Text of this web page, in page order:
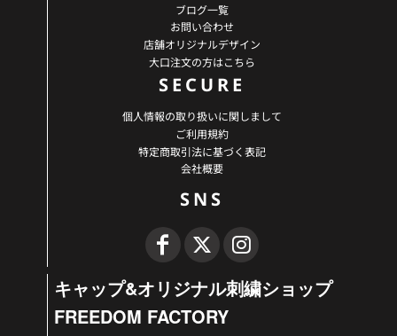
ブログ一覧
お問い合わせ
店舗オリジナルデザイン
大口注文の方はこちら
SECURE
個人情報の取り扱いに関しまして
ご利用規約
特定商取引法に基づく表記
会社概要
SNS
キャップ&オリジナル刺繍ショップ
FREEDOM FACTORY